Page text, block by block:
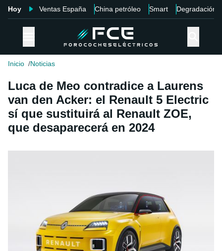
Hoy Ventas España China petróleo Smart Degradación
Inicio Noticias
Luca de Meo contradice a Laurens
van den Acker: el Renault 5 Electric
sí que sustituirá al Renault ZOE,
que desaparecerá en 2024